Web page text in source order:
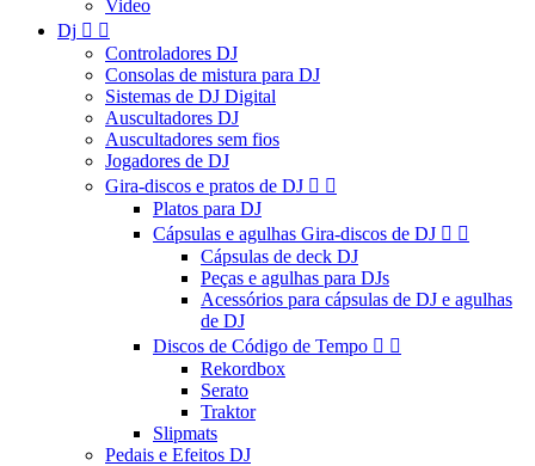
Video
Dj  
Controladores DJ
Consolas de mistura para DJ
Sistemas de DJ Digital
Auscultadores DJ
Auscultadores sem fios
Jogadores de DJ
Gira-discos e pratos de DJ  
Platos para DJ
Cápsulas e agulhas Gira-discos de DJ  
Cápsulas de deck DJ
Peças e agulhas para DJs
Acessórios para cápsulas de DJ e agulhas
de DJ
Discos de Código de Tempo  
Rekordbox
Serato
Traktor
Slipmats
Pedais e Efeitos DJ